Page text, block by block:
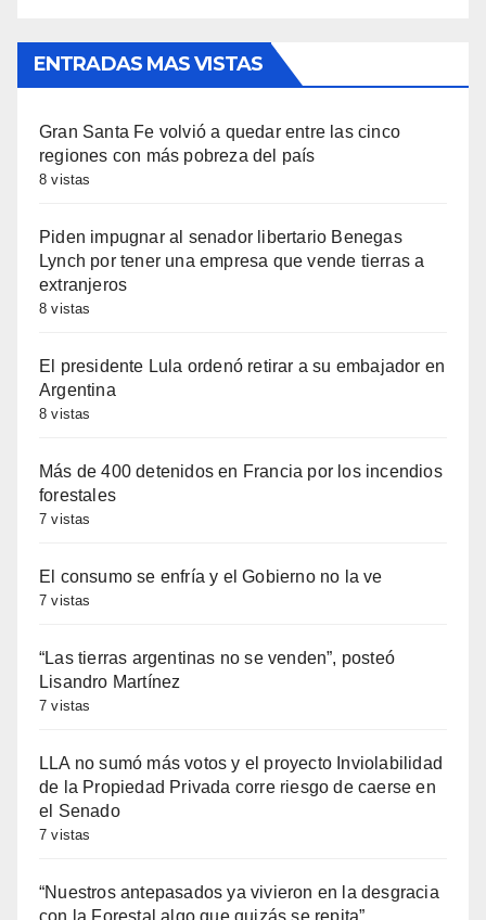
ENTRADAS MAS VISTAS
Gran Santa Fe volvió a quedar entre las cinco
regiones con más pobreza del país
8 vistas
Piden impugnar al senador libertario Benegas
Lynch por tener una empresa que vende tierras a
extranjeros
8 vistas
El presidente Lula ordenó retirar a su embajador en
Argentina
8 vistas
Más de 400 detenidos en Francia por los incendios
forestales
7 vistas
El consumo se enfría y el Gobierno no la ve
7 vistas
“Las tierras argentinas no se venden”, posteó
Lisandro Martínez
7 vistas
LLA no sumó más votos y el proyecto Inviolabilidad
de la Propiedad Privada corre riesgo de caerse en
el Senado
7 vistas
“Nuestros antepasados ya vivieron en la desgracia
con la Forestal algo que quizás se repita”